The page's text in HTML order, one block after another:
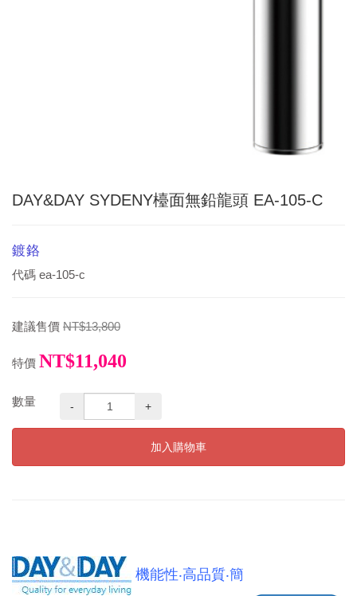
DAY&DAY SYDENY檯面無鉛龍頭 EA-105-C
鍍鉻
代碼 ea-105-c
建議售價 NT$13,800
特價 NT$11,040
數量 - +
加入購物車
機能性‧高品質‧簡